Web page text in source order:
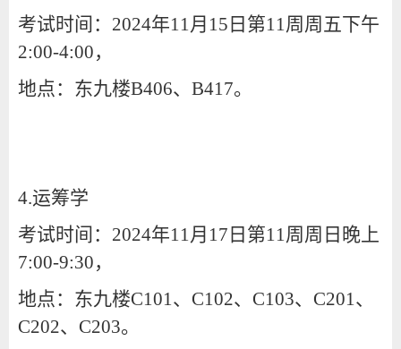
考试时间：2024年11月15日第11周周五下午
2:00-4:00，
地点：东九楼B406、B417。
4.运筹学
考试时间：2024年11月17日第11周周日晚上
7:00-9:30，
地点：东九楼C101、C102、C103、C201、
C202、C203。